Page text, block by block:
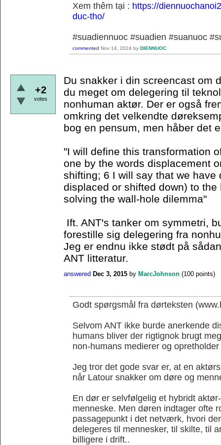
Xem thêm tại : https://
duc-tho/
#suadiennuoc #suadien #suanuoc
commented Nov 14, 2024 by DIENNUOC
+2
votes
Du snakker i din screencast om
du meget om delegering til
nonhuman aktør. Der er også
omkring det velkendte
bog en pensum, men håber det
"I will define this transformation
one by the words displacement
shifting; 6 I will say that we have
displaced or shifted down) to
solving the wall-hole dilemma"
Ift. ANT's tanker om symmetri,
forestille sig delegering fra
Jeg er endnu ikke stødt på
ANT litteratur.
answered Dec 3, 2015 by MarcJohnson (100 points)
Godt spørgsmål fra dørteksten
Selvom ANT ikke burde anerkende
humans bliver der rigtignok brugt
non-humans medierer og
Jeg tror det gode svar er, at en
når Latour snakker om døre og
En dør er selvfølgelig et hybridt
menneske. Men døren indtager ofte
passagepunkt i det netværk, hvori
delegeres til mennesker, til skilte, til
billigere i drift..